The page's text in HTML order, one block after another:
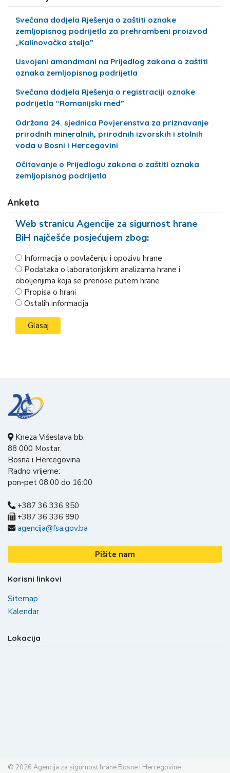
Svečana dodjela Rješenja o zaštiti oznake
zemljopisnog podrijetla za prehrambeni proizvod
„Kalinovačka stelja”
Usvojeni amandmani na Prijedlog zakona o zaštiti
oznaka zemljopisnog podrijetla
Svečana dodjela Rješenja o registraciji oznake
podrijetla “Romanijski med”
Održana 24. sjednica Povjerenstva za priznavanje
prirodnih mineralnih, prirodnih izvorskih i stolnih
voda u Bosni i Hercegovini
Očitovanje o Prijedlogu zakona o zaštiti oznaka
zemljopisnog podrijetla
Anketa
Web stranicu Agencije za sigurnost hrane
BiH najčešće posjećujem zbog:
Informacija o povlačenju i opozivu hrane
Podataka o laboratorijskim analizama hrane i
oboljenjima koja se prenose putem hrane
Propisa o hrani
Ostalih informacija
Kneza Višeslava bb,
88 000 Mostar,
Bosna i Hercegovina
Radno vrijeme:
pon-pet 08:00 do 16:00
+387 36 336 950
+387 36 336 990
agencija@fsa.gov.ba
Pišite nam
Korisni linkovi
Sitemap
Kalendar
Lokacija
© 2026 Agencija za sigurnost hrane Bosne i Hercegovine